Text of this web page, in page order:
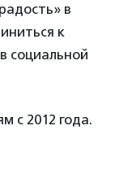
в
к
социальной
с 2012 года.